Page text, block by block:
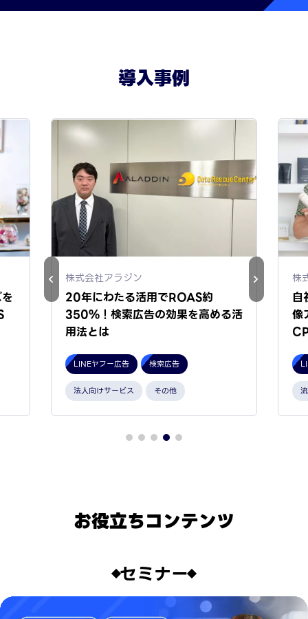
導入事例
株式会社アラジン
20年にわたる活用でROAS約
350%！検索広告の効果を高める活
用法とは
LINEヤフー広告 検索広告
法人向けサービス その他
株
自
像
お役立ちコンテンツ
セミナー